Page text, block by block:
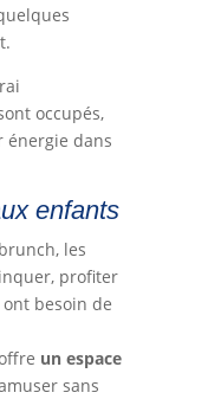
occupés,
énergie dans
enfants
les
profiter
besoin de
un espace
sans